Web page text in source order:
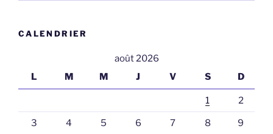
CALENDRIER
août 2026
L
M M J V S D
1 2
3 4 5 6 7 8 9